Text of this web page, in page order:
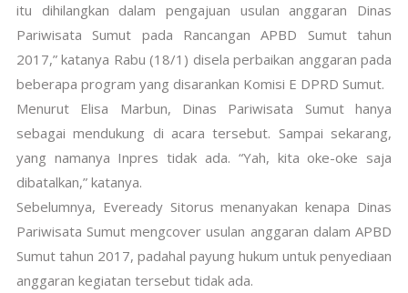
itu dihilangkan dalam pengajuan usulan anggaran Dinas
Pariwisata Sumut pada Rancangan APBD Sumut tahun
2017,” katanya Rabu (18/1) disela perbaikan anggaran pada
beberapa program yang disarankan Komisi E DPRD Sumut.
Menurut Elisa Marbun, Dinas Pariwisata Sumut hanya
sebagai mendukung di acara tersebut. Sampai sekarang,
yang namanya Inpres tidak ada. “Yah, kita oke-oke saja
dibatalkan,” katanya.
Sebelumnya, Eveready Sitorus menanyakan kenapa Dinas
Pariwisata Sumut mengcover usulan anggaran dalam APBD
Sumut tahun 2017, padahal payung hukum untuk penyediaan
anggaran kegiatan tersebut tidak ada.